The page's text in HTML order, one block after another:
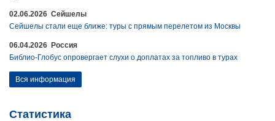
02.06.2026 Сейшелы
Сейшелы стали еще ближе: туры с прямым перелетом из Москвы
06.04.2026 Россия
Библио-Глобус опровергает слухи о доплатах за топливо в турах
Вся информация
Статистика